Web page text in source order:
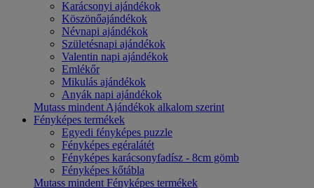
Karácsonyi ajándékok
Köszönőajándékok
Névnapi ajándékok
Születésnapi ajándékok
Valentin napi ajándékok
Emlékőr
Mikulás ajándékok
Anyák napi ajándékok
Mutass mindent Ajándékok alkalom szerint
Fényképes termékek
Egyedi fényképes puzzle
Fényképes egéralátét
Fényképes karácsonyfadísz - 8cm gömb
Fényképes kőtábla
Mutass mindent Fényképes termékek